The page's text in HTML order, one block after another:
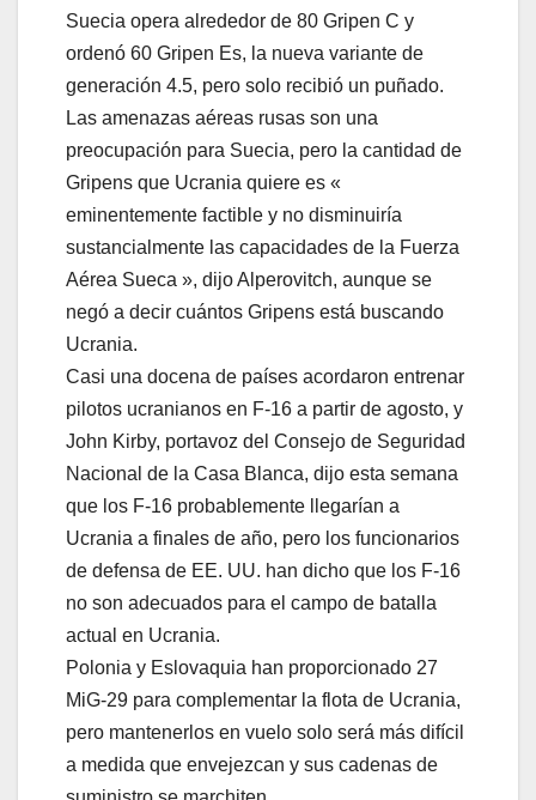
Suecia opera alrededor de 80 Gripen C y
ordenó 60 Gripen Es, la nueva variante de
generación 4.5, pero solo recibió un puñado.
Las amenazas aéreas rusas son una
preocupación para Suecia, pero la cantidad de
Gripens que Ucrania quiere es «
eminentemente factible y no disminuiría
sustancialmente las capacidades de la Fuerza
Aérea Sueca », dijo Alperovitch, aunque se
negó a decir cuántos Gripens está buscando
Ucrania.
Casi una docena de países acordaron entrenar
pilotos ucranianos en F-16 a partir de agosto, y
John Kirby, portavoz del Consejo de Seguridad
Nacional de la Casa Blanca, dijo esta semana
que los F-16 probablemente llegarían a
Ucrania a finales de año, pero los funcionarios
de defensa de EE. UU. han dicho que los F-16
no son adecuados para el campo de batalla
actual en Ucrania.
Polonia y Eslovaquia han proporcionado 27
MiG-29 para complementar la flota de Ucrania,
pero mantenerlos en vuelo solo será más difícil
a medida que envejezcan y sus cadenas de